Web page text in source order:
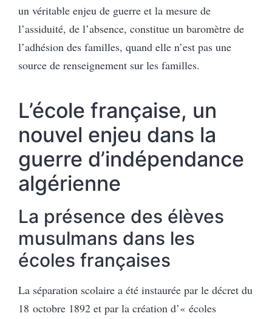
un véritable enjeu de guerre et la mesure de
l’assiduité, de l’absence, constitue un baromètre de
l’adhésion des familles, quand elle n’est pas une
source de renseignement sur les familles.
L’école française, un
nouvel enjeu dans la
guerre d’indépendance
algérienne
La présence des élèves
musulmans dans les
écoles françaises
La séparation scolaire a été instaurée par le décret du
18 octobre 1892 et par la création d’« écoles